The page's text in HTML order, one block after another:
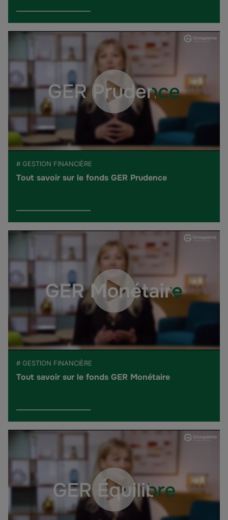
# GESTION FINANCIÈRE
Tout savoir sur le fonds GER Prudence
# GESTION FINANCIÈRE
Tout savoir sur le fonds GER Monétaire